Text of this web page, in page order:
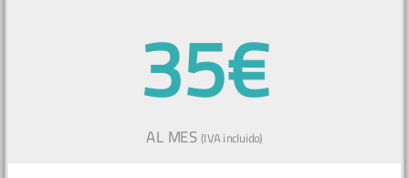
35€
AL MES(IVA incluido)